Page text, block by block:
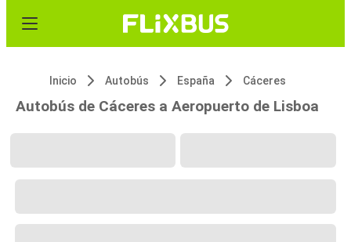
Inicio Autobús España Cáceres
Autobús de Cáceres a Aeropuerto de Lisboa